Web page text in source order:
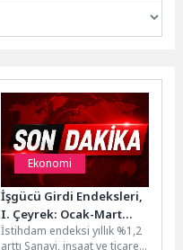
Ekonomi
İşgücü Girdi Endeksleri,
I. Çeyrek: Ocak-Mart
2026
İstihdam endeksi yıllık %1,2
arttı Sanayi, inşaat ve ticaret-